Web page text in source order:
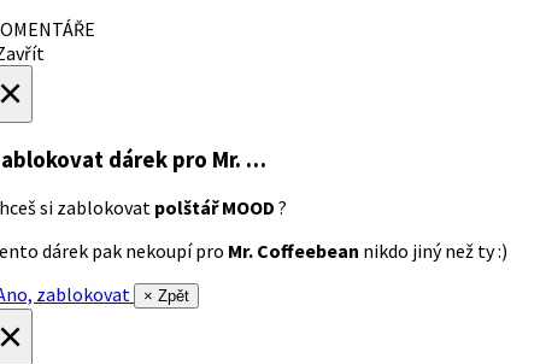
dárek pro Mr. …
si zablokovat polštář MOOD ?
dárek pak nekoupí pro Mr. Coffeebean nikdo jiný než ty :)
zablokovat
× Zpět